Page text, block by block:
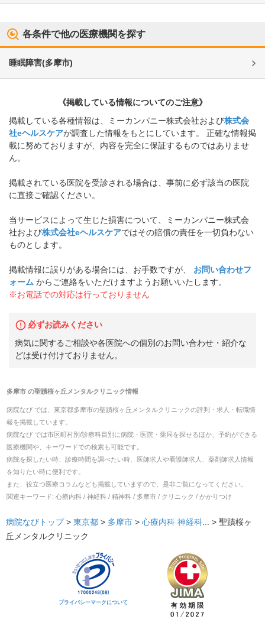
各条件で他の医療機関を探す
睡眠障害(多摩市)
《掲載している情報についてのご注意》
掲載している各種情報は、ミーカンパニー株式会社および株式会
社eヘルスケアが調査した情報をもとにしています。 正確な情報掲
載に努めておりますが、内容を完全に保証するものではありませ
ん。
掲載されている医院を受診される場合は、事前に必ず該当の医院
に直接ご確認ください。
当サービスによって生じた損害について、ミーカンパニー株式会
社および株式会社eヘルスケアではその賠償の責任を一切負わない
ものとします。
掲載情報に誤りがある場合には、お手数ですが、
お問い合わせフ
ォーム からご連絡をいただけますようお願いいたします。
※お電話での対応は行っておりません
必ずお読みください
病気に関するご相談や各医院への個別のお問い合わせ・紹介な
どは受け付けておりません。
多摩市の聖蹟桜ヶ丘メンタルクリニック情報
病院なび では、 東京都多摩市の聖蹟桜ヶ丘メンタルクリニックの評判・求人・転職情
報を掲載しています。
病院なび では市区町村別/診療科目別に病院・医院・薬局を探せるほか、予約ができる
医療機関や、キーワードでの検索も可能です。
病院を探したい時、診療時間を調べたい時、医師求人や看護師求人、薬剤師求人情報
を知りたい時に便利です。
また、役立つ医療コラムなども掲載していますので、是非ご覧になってください。
関連キーワード: 心療内科 / 神経科 / 精神科 / 多摩市 / クリニック / かかりつけ
病院なびトップ > 東京都 > 多摩市 > 心療内科 神経科... > 聖蹟桜ヶ
丘メンタルクリニック
プライバシーマークについて